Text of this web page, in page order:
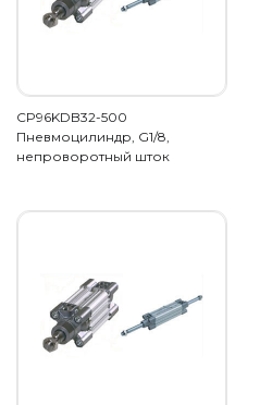
CP96KDB32-500
Пневмоцилиндр, G1/8,
непроворотный шток